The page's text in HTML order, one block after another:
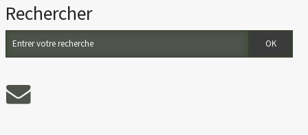
Rechercher